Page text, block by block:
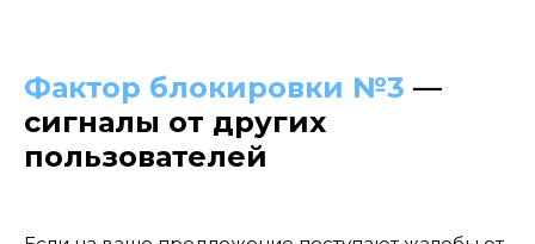
Фактор блокировки №3 —
сигналы от других
пользователей